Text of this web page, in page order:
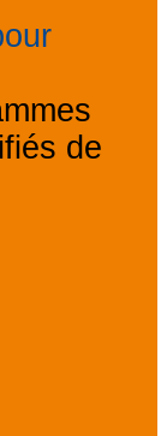
de